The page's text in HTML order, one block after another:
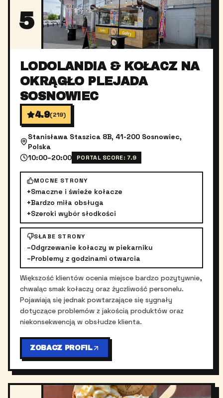
5
LODOLANDIA & KOŁACZ NA
OKRĄGŁO PLEJADA
SOSNOWIEC
4.9(219)
Stanisława Staszica 8B, 41-200 Sosnowiec,
Polska
10:00–20:00
PORTAL SCORE:7.9
MOCNE STRONY
+Smaczne i świeże kołacze
+Bardzo miła obsługa
+Szeroki wybór słodkości
SŁABE STRONY
–Odgrzewanie kołaczy w piekarniku
–Problemy z godzinami otwarcia
Większość klientów ocenia miejsce bardzo pozytywnie,
chwaląc smak kołaczy oraz życzliwość personelu.
Pojawiają się jednak powtarzające się sygnały
dotyczące problemów z jakością produktów oraz
niekonsekwencją w obsłudze klienta.
ZOBACZ PROFIL